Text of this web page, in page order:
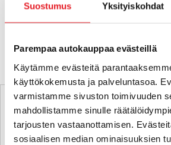
Suostumus Yksityiskohdat
Parempaa autokauppaa evästeillä
Käytämme evästeitä
käyttökokemusta ja palveluntasoa.
varmistamme sivuston toimivuuden
mahdollistamme sinulle
tarjousten vastaanottamisen.
sosiaalisen median ominaisuuksien